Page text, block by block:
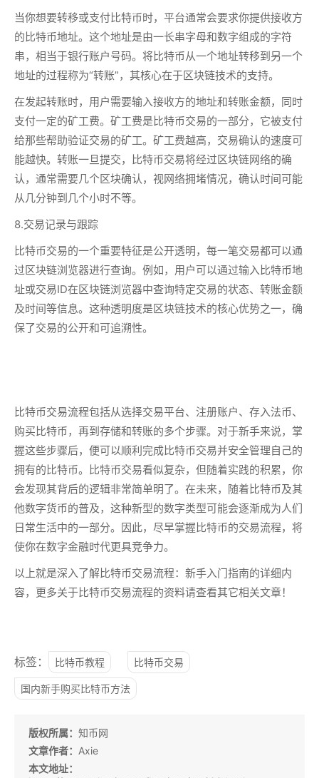
当你想要转移或支付比特币时，平台通常会要求你提供接收方
的比特币地址。这个地址是由一长串字母和数字组成的字符
串，相当于银行账户号码。将比特币从一个地址转移到另一个
地址的过程称为“转账”，其核心在于区块链技术的支持。
在发起转账时，用户需要输入接收方的地址和转账金额，同时
支付一定的矿工费。矿工费是比特币交易的一部分，它被支付
给那些帮助验证交易的矿工。矿工费越高，交易确认的速度可
能越快。转账一旦提交，比特币交易将经过区块链网络的确
认，通常需要几个区块确认，视网络拥堵情况，确认时间可能
从几分钟到几个小时不等。
8.交易记录与跟踪
比特币交易的一个重要特征是公开透明，每一笔交易都可以通
过区块链浏览器进行查询。例如，用户可以通过输入比特币地
址或交易ID在区块链浏览器中查询特定交易的状态、转账金额
及时间等信息。这种透明度是区块链技术的核心优势之一，确
保了交易的公开和可追溯性。
比特币交易流程包括从选择交易平台、注册账户、存入法币、
购买比特币，再到存储和转账的多个步骤。对于新手来说，掌
握这些步骤后，便可以顺利完成比特币交易并安全管理自己的
拥有的比特币。比特币交易看似复杂，但随着实践的积累，你
会发现其背后的逻辑非常简单明了。在未来，随着比特币及其
他数字货币的普及，这种新型的数字类型可能会逐渐成为人们
日常生活中的一部分。因此，尽早掌握比特币的交易流程，将
使你在数字金融时代更具竞争力。
以上就是深入了解比特币交易流程：新手入门指南的详细内
容，更多关于比特币交易流程的资料请查看其它相关文章！
标签： 比特币教程 比特币交易
国内新手购买比特币方法
版权所属： 知币网
文章作者： Axie
本文地址：